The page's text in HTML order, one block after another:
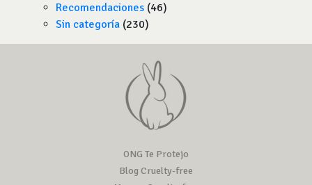
Recomendaciones (46)
Sin categoría (230)
ONG Te Protejo
Blog Cruelty-free